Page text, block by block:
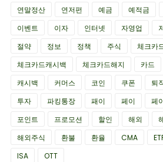
연말정산
연저펀 예금 예적금
이벤트
이자 인터넷 자영업
절약
정보 정책 주식
체크카
체크카드캐시백
체크카드해지 카드
캐시백
커머스 코인 쿠폰
퇴
투자
파킹통장 패이 페이
페
포인트
프로모션 할인 해외
해외주식
환불 환율 CMA
ISA
OTT